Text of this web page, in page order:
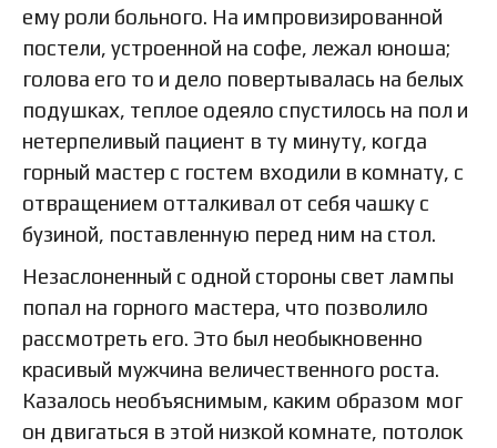
ему роли больного. На импровизированной
постели, устроенной на софе, лежал юноша;
голова его то и дело повертывалась на белых
подушках, теплое одеяло спустилось на пол и
нетерпеливый пациент в ту минуту, когда
горный мастер с гостем входили в комнату, с
отвращением отталкивал от себя чашку с
бузиной, поставленную перед ним на стол.
Незаслоненный с одной стороны свет лампы
попал на горного мастера, что позволило
рассмотреть его. Это был необыкновенно
красивый мужчина величественного роста.
Казалось необъяснимым, каким образом мог
он двигаться в этой низкой комнате, потолок